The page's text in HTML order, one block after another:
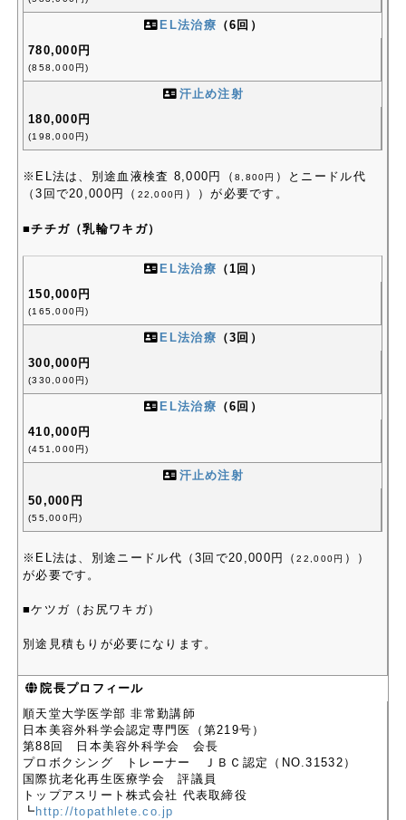
EL法治療 （6回）
780,000円
(858,000円)
汗止め注射
180,000円
(198,000円)
※EL法は、別途血液検査 8,000円（ 8,800円 ）とニードル代
（3回で20,000円（ 22,000円 ））が必要です。
■チチガ（乳輪ワキガ）
EL法治療 （1回）
150,000円
(165,000円)
EL法治療 （3回）
300,000円
(330,000円)
EL法治療 （6回）
410,000円
(451,000円)
汗止め注射
50,000円
(55,000円)
※EL法は、別途ニードル代（3回で20,000円（22,000円 ））
が必要です。
■ケツガ（お尻ワキガ）
別途見積もりが必要になります。
院長プロフィール
順天堂大学医学部 非常勤講師
日本美容外科学会認定専門医（第219号）
第88回 日本美容外科学会 会長
プロボクシング トレーナー ＪＢＣ認定（NO.31532）
国際抗老化再生医療学会 評議員
トップアスリート株式会社 代表取締役
┗ http://topathlete.co.jp